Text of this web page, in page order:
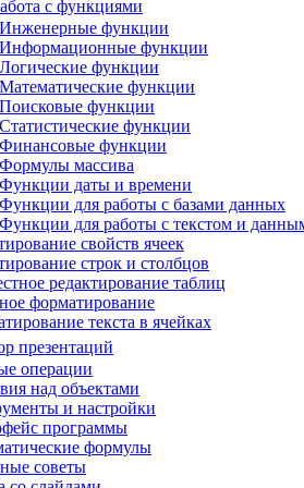
с функциями
Инженерные функции
Информационные функции
Логические функции
Математические функции
Поисковые функции
Статистические функции
Финансовые функции
Формулы массива
Функции даты и времени
Функции для работы с базами данных
Функции для работы с текстом и
свойств ячеек
строк и столбцов
редактирование таблиц
форматирование
текста в ячейках
презентаций
операции
над объектами
и настройки
программы
формулы
советы